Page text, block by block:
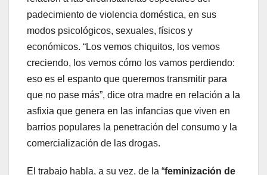
padecimiento de violencia doméstica, en sus
modos psicológicos, sexuales, físicos y
económicos. “Los vemos chiquitos, los vemos
creciendo, los vemos cómo los vamos perdiendo:
eso es el espanto que queremos transmitir para
que no pase más”, dice otra madre en relación a la
asfixia que genera en las infancias que viven en
barrios populares la penetración del consumo y la
comercialización de las drogas.
El trabajo habla, a su vez, de la “feminización de